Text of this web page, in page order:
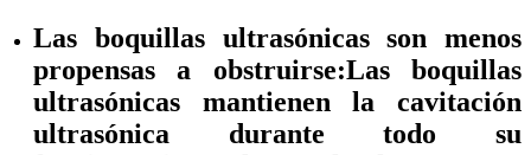
Las boquillas ultrasónicas son menos
propensas a obstruirse:Las boquillas
ultrasónicas mantienen la cavitación
ultrasónica durante todo su